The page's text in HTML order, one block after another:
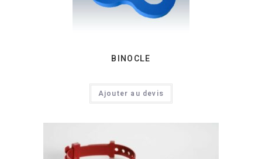
BINOCLE
Ajouter au devis